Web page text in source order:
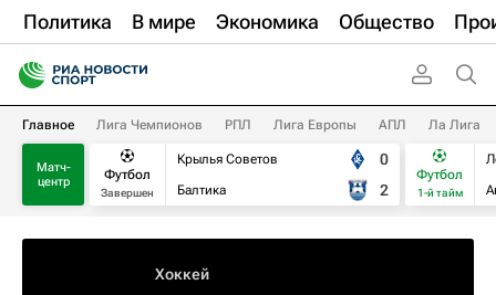
Политика В мире Экономика Общество
Главное Лига Чемпионов РПЛ Лига Европы АПЛ Ла Лига
Матч-
центр
Футбол
Завершен
Крылья Советов
Балтика
0
2
Футбол
1-й тайм
Хоккей